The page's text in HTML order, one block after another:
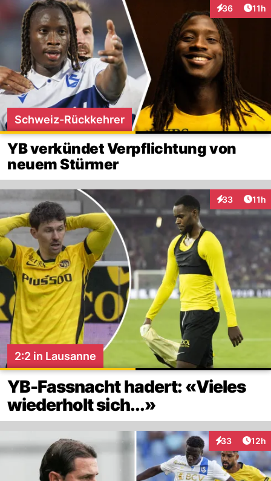
36
Interaktionen
11h
Schweiz-Rückkehrer
YB verkündet Verpflichtung von
neuem Stürmer
33
Interaktionen
11h
2:2 in Lausanne
YB-Fassnacht hadert: «Vieles
wiederholt sich...»
33
Interaktionen
12h